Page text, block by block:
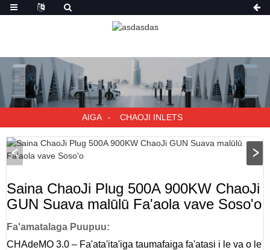
AIGA CHAOJI INLETS
Saina ChaoJi Plug 500A 900KW ChaoJi
GUN Suava malūlū Fa'aola vave Soso'o
Fa'amatalaga Puupuu:
CHAdeMO 3.0 – Fa'ata'ita'iga taumafaiga fa'atasi i le va o le